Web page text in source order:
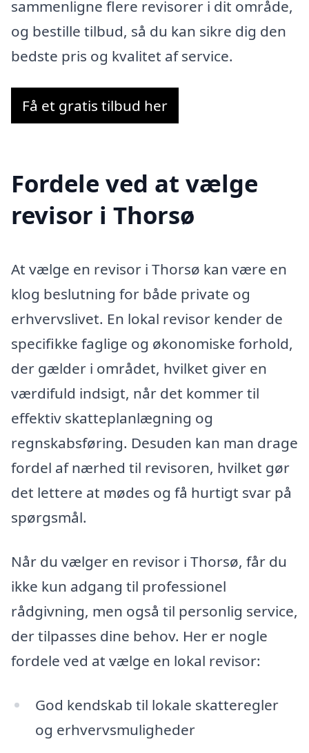
sammenligne flere revisorer i dit område,
og bestille tilbud, så du kan sikre dig den
bedste pris og kvalitet af service.
Få et gratis tilbud her
Fordele ved at vælge
revisor i Thorsø
At vælge en revisor i Thorsø kan være en
klog beslutning for både private og
erhvervslivet. En lokal revisor kender de
specifikke faglige og økonomiske forhold,
der gælder i området, hvilket giver en
værdifuld indsigt, når det kommer til
effektiv skatteplanlægning og
regnskabsføring. Desuden kan man drage
fordel af nærhed til revisoren, hvilket gør
det lettere at mødes og få hurtigt svar på
spørgsmål.
Når du vælger en revisor i Thorsø, får du
ikke kun adgang til professionel
rådgivning, men også til personlig service,
der tilpasses dine behov. Her er nogle
fordele ved at vælge en lokal revisor:
God kendskab til lokale skatteregler
og erhvervsmuligheder